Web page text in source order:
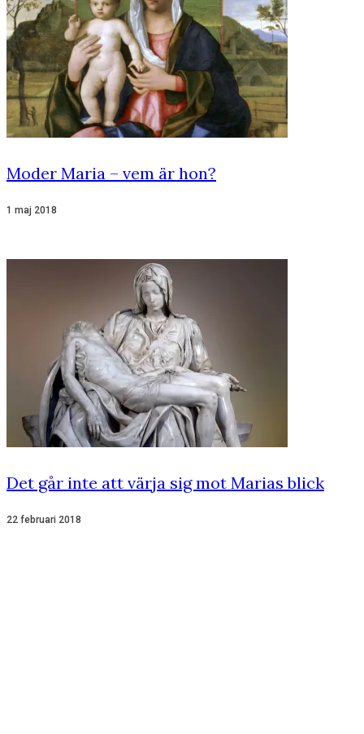
Moder Maria – vem är hon?
1 maj 2018
Det går inte att värja sig mot Marias blick
22 februari 2018